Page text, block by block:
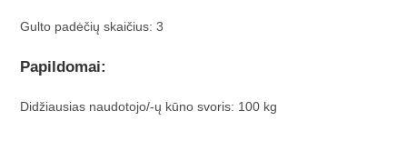
Gulto padėčių skaičius: 3
Papildomai:
Didžiausias naudotojo/-ų kūno svoris: 100 kg